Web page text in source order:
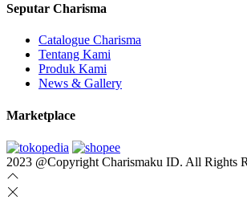
Seputar Charisma
Catalogue Charisma
Tentang Kami
Produk Kami
News & Gallery
Marketplace
2023 @Copyright Charismaku ID. All Rights